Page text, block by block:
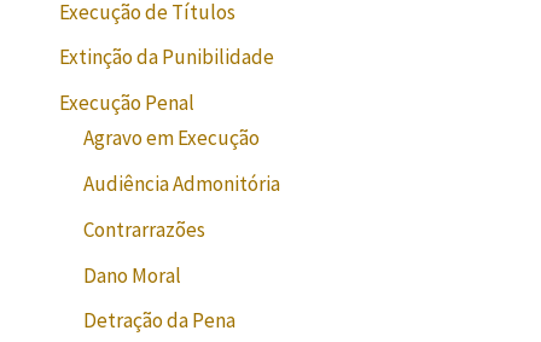
Execução de Títulos
Extinção da Punibilidade
Execução Penal
Agravo em Execução
Audiência Admonitória
Contrarrazões
Dano Moral
Detração da Pena